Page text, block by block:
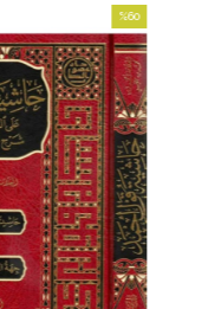
İndirim
%60İndirim